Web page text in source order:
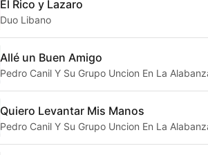
El Rico y Lazaro
Duo Libano
Allé un Buen Amigo
Pedro Canil Y Su Grupo Uncion En La
Quiero Levantar Mis Manos
Pedro Canil Y Su Grupo Uncion En La